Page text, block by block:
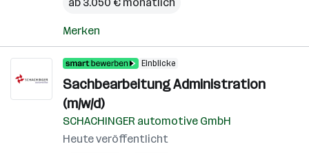
Merken
Einblicke
Sachbearbeitung Administration
(m/w/d)
SCHACHINGER automotive GmbH
Heute veröffentlicht